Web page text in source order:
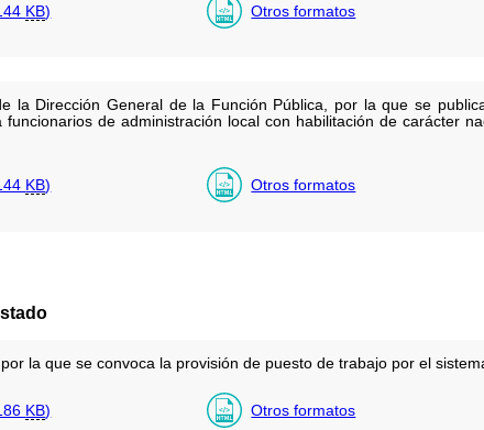
KB) Otros formatos
la Dirección General de la Función Pública, por la que se
de administración local con habilitación de carácter
KB) Otros formatos
la que se convoca la provisión de puesto de trabajo por el
KB) Otros formatos